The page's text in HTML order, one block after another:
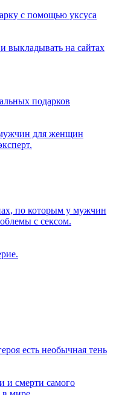
с помощью уксуса
выкладывать на сайтах
подарков
для женщин
по которым у мужчин
с сексом.
есть необычная тень
и смерти самого